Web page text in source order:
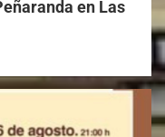
en Las